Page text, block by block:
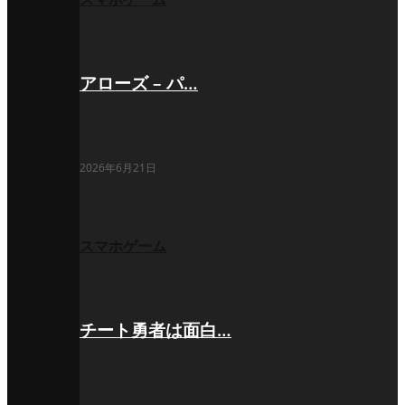
アローズ – パ…
2026年6月21日
チート勇者は面白…